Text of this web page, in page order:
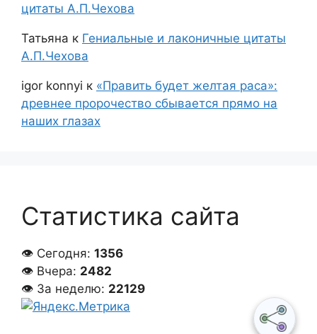
цитаты А.П.Чехова
Татьяна к Гениальные и лаконичные цитаты
А.П.Чехова
igor konnyi к «Править будет желтая раса»:
древнее пророчество сбывается прямо на
наших глазах
Статистика сайта
👁 Сегодня: 1356
👁 Вчера: 2482
👁 За неделю: 22129